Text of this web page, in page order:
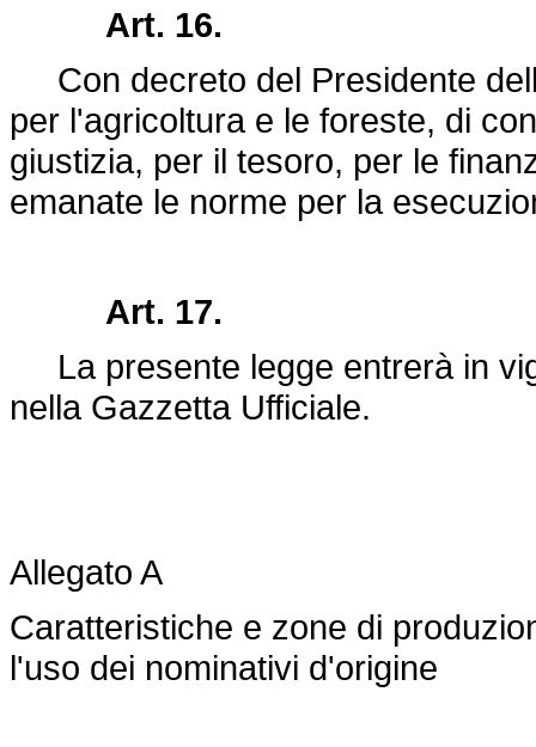
Art. 16.
Con decreto del Presidente
per l'agricoltura e le foreste, di
giustizia, per il tesoro, per le
emanate le norme per la
Art. 17.
La presente legge entrerà in
nella Gazzetta Ufficiale.
Allegato A
Caratteristiche e zone di
l'uso dei nominativi d'origine